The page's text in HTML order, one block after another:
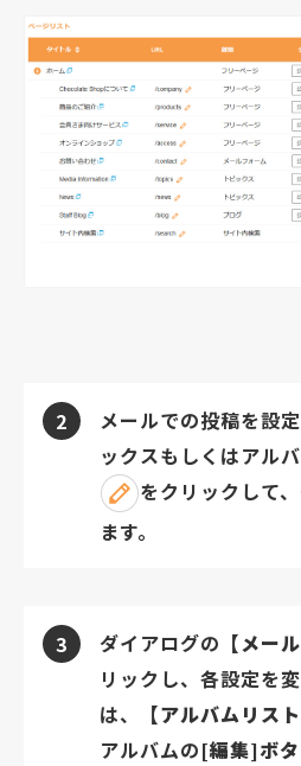
2
メールでの投稿を設
ックスもしくはアル
をクリックして
ます。
3 ダイアログの 【メー
リックし、各設定を
は、
【アルバムリス
アルバムの[編集]ボ